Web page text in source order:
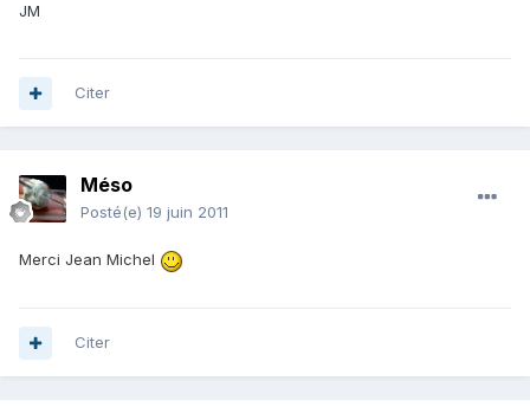
JM
Citer
Méso
Posté(e) 19 juin 2011
Merci Jean Michel
Citer